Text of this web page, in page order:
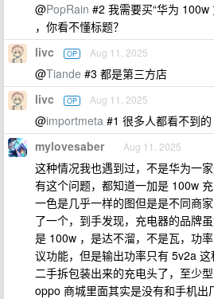
@PopRain #2 我需要买“华为
，你看不懂标题？
livc OP Aug 11, 2025
@Tiande #3 都是第三方店
livc OP Aug 11, 2025
@importmeta #1 很多人都看不到的
mylovesaber Aug 11, 2025
这种情况我也遇到过，不是华为一
有这个问题，都知道一加是 100w
一色是几乎一样的图但是是不同商
了一个，到手发现，充电器的品牌
是 100w ，是达不溜，不是瓦，功
议功能，但是输出功率只有 5v2a
二手拆包装出来的充电头了，至少
oppo 商城里面其实是没有和手机出